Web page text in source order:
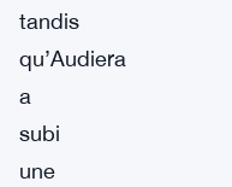
tandis
qu’Audiera
a
subi
une